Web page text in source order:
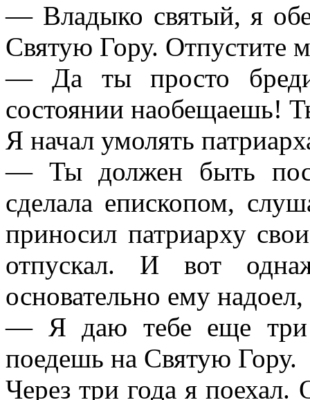
— Владыко святый, я
Святую Гору. Отпустите
— Да ты просто
состоянии наобещаешь!
Я начал умолять
— Ты должен быть
сделала епископом,
приносил патриарху
отпускал. И вот
основательно ему надоел,
— Я даю тебе еще три
поедешь на Святую Гору.
Через три года я